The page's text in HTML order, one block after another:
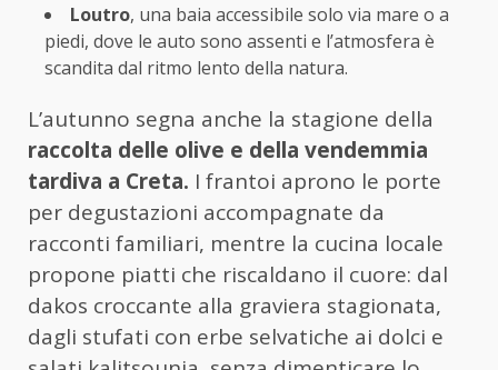
Loutro, una baia accessibile solo via mare o a
piedi, dove le auto sono assenti e l’atmosfera è
scandita dal ritmo lento della natura.
L’autunno segna anche la stagione della
raccolta delle olive e della vendemmia
tardiva a Creta. I frantoi aprono le porte
per degustazioni accompagnate da
racconti familiari, mentre la cucina locale
propone piatti che riscaldano il cuore: dal
dakos croccante alla graviera stagionata,
dagli stufati con erbe selvatiche ai dolci e